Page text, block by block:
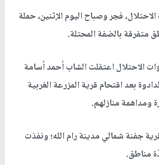
فجر وصباح اليوم الإثنين، حملة
متفرقة بالضفة المحتلة.
الاحتلال اعتقلت الشاب أحمد أسامة
بعد اقتحام قرية المزرعة الغربية
ومداهمة منازلهم.
جفنة شمالي مدينة رام الله؛ ونفذت
مناطق.